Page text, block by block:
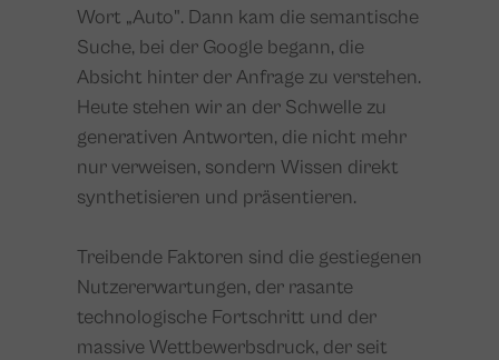
Wort „Auto". Dann kam die semantische
Suche, bei der Google begann, die
Absicht hinter der Anfrage zu verstehen.
Heute stehen wir an der Schwelle zu
generativen Antworten, die nicht mehr
nur verweisen, sondern Wissen direkt
synthetisieren und präsentieren.
Treibende Faktoren sind die gestiegenen
Nutzererwartungen, der rasante
technologische Fortschritt und der
massive Wettbewerbsdruck, der seit